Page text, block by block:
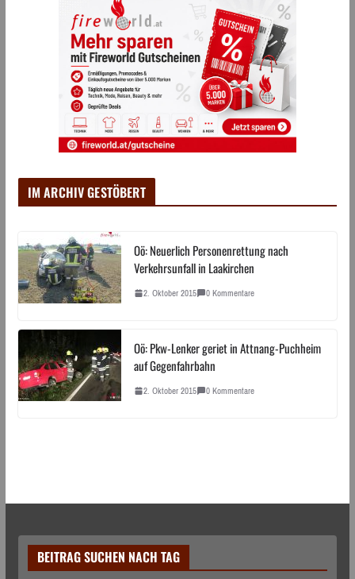
IM ARCHIV GESTÖBERT
Oö: Neuerlich Personenrettung nach
Verkehrsunfall in Laakirchen
2. Oktober 2015 0 Kommentare
Oö: Pkw-Lenker geriet in Attnang-Puchheim
auf Gegenfahrbahn
2. Oktober 2015 0 Kommentare
BEITRAG SUCHEN NACH TAG